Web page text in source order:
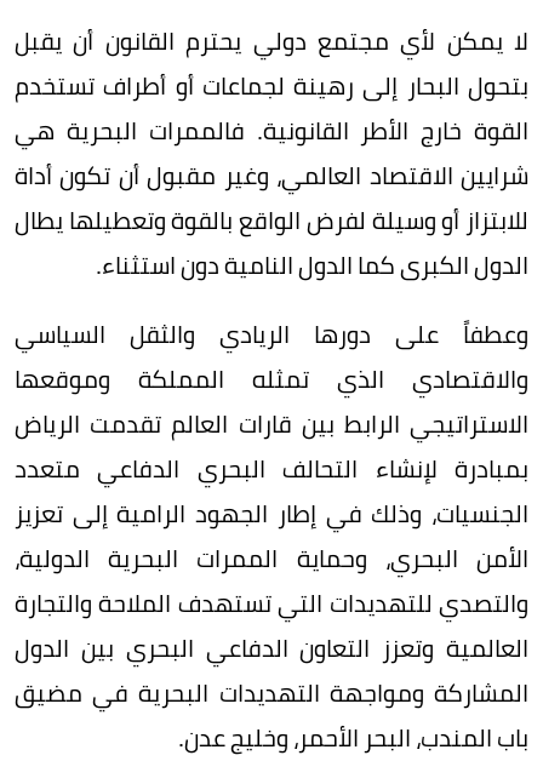
لا يمكن لأي مجتمع دولي يحترم القانون أن يقبل
بتحول البحار إلى رهينة لجماعات أو أطراف تستخدم
القوة خارج الأطر القانونية. فالممرات البحرية هي
شرايين الاقتصاد العالمي، وغير مقبول أن تكون أداة
للابتزاز أو وسيلة لفرض الواقع بالقوة وتعطيلها يطال
الدول الكبرى كما الدول النامية دون استثناء.
وعطفاً على دورها الريادي والثقل السياسي
والاقتصادي الذي تمثله المملكة وموقعها
الاستراتيجي الرابط بين قارات العالم تقدمت الرياض
بمبادرة لإنشاء التحالف البحري الدفاعي متعدد
الجنسيات، وذلك في إطار الجهود الرامية إلى تعزيز
الأمن البحري، وحماية الممرات البحرية الدولية،
والتصدي للتهديدات التي تستهدف الملاحة والتجارة
العالمية وتعزز التعاون الدفاعي البحري بين الدول
المشاركة ومواجهة التهديدات البحرية في مضيق
باب المندب، البحر الأحمر، وخليج عدن.